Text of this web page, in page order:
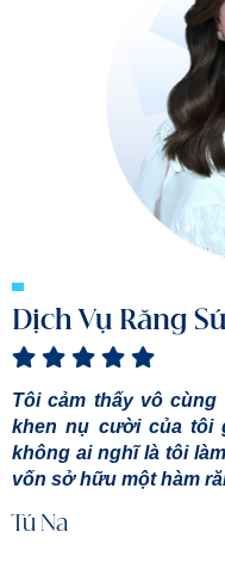
Dịch Vụ Răng
Tôi cảm thấy vô
khen nụ cười của tôi
không ai nghĩ là tôi
vốn sở hữu một hàm
Tú Na